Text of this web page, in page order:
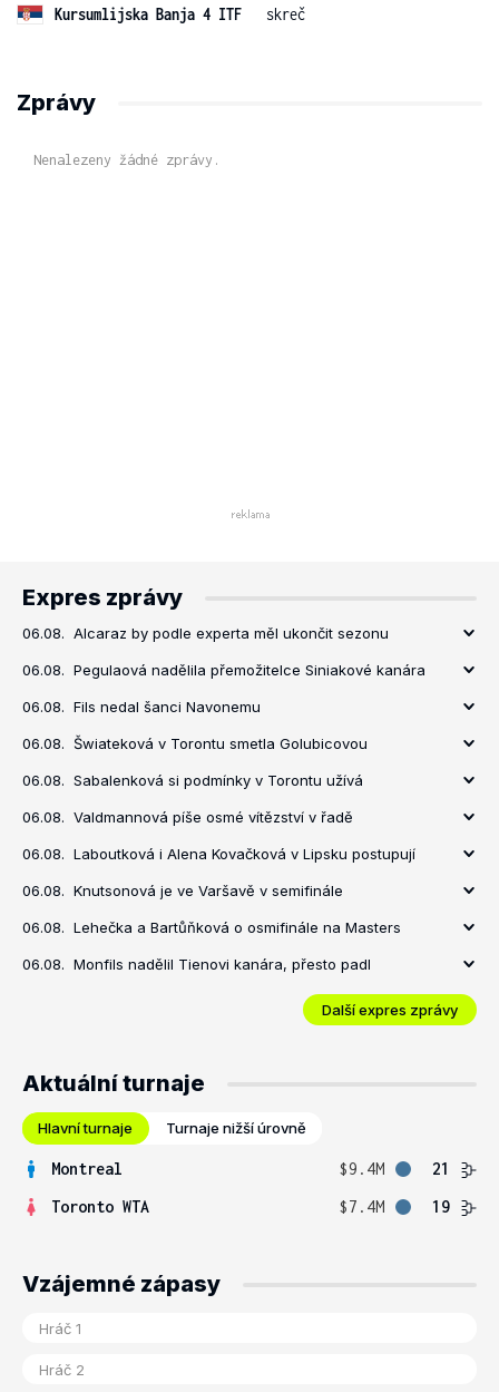
Kursumlijska Banja 4 ITF skreč
Zprávy
Nenalezeny žádné zprávy.
Expres zprávy
06.08. Alcaraz by podle experta měl ukončit sezonu
06.08. Pegulaová nadělila přemožitelce Siniakové kanára
06.08. Fils nedal šanci Navonemu
06.08. Šwiateková v Torontu smetla Golubicovou
06.08. Sabalenková si podmínky v Torontu užívá
06.08. Valdmannová píše osmé vítězství v řadě
06.08. Laboutková i Alena Kovačková v Lipsku postupují
06.08. Knutsonová je ve Varšavě v semifinále
06.08. Lehečka a Bartůňková o osmifinále na Masters
06.08. Monfils nadělil Tienovi kanára, přesto padl
Další expres zprávy
Aktuální turnaje
Hlavní turnaje Turnaje nižší úrovně
Montreal $9.4M
21
Toronto WTA
$7.4M 19
Vzájemné zápasy